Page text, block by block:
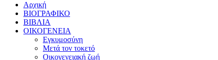
Αρχική
ΒΙΟΓΡΑΦΙΚΟ
ΒΙΒΛΙΑ
ΟΙΚΟΓΕΝΕΙΑ
Εγκυμοσύνη
Μετά τον τοκετό
Οικογενειακή ζωή